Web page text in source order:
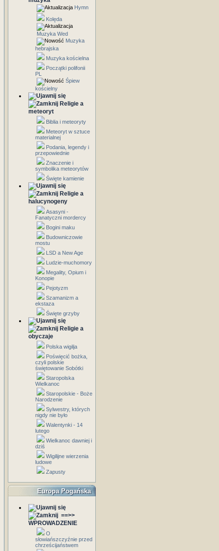
Hymn
Kolęda
Muzyka Wed
Muzyka
hebrajska
Muzyka kościelna
Początki polifonii
PL
Śpiew
kościelny
Religie a
meteoryt
Biblia i meteoryty
Meteoryt w sztuce
materialnej
Podania, legendy i
przepowiednie
Znaczenie i
symbolika meteorytów
Święte kamienie
Religie a
halucynogeny
Asasyni -
Fanatyczni mordercy
Bogini maku
Budowniczowie
mostu
LSD a New Age
Ludzie-muchomory
Megality, Opium i
Konopie
Pejotyzm
Szamanizm a
ekstaza
Święte grzyby
Religie a
obyczaje
Polska wigilja
Poświęcić bożka,
czyli polskie
świętowanie Sobótki
Staropolska
Wielkanoc
Staropolskie - Boże
Narodzenie
Sylwestry, których
nigdy nie było
Walentynki - 14
lutego
Wielkanoc dawniej i
dziś
Wigilijne wierzenia
ludowe
Zapusty
Europa Pogańska
==>>
WPROWADZENIE
O
słowiańszczyźnie przed
chrześcijaństwem